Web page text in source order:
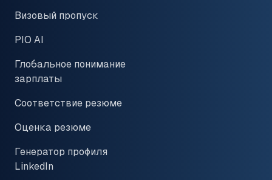
Визовый пропуск
PIO AI
Глобальное понимание
зарплаты
Соответствие резюме
Оценка резюме
Генератор профиля
LinkedIn